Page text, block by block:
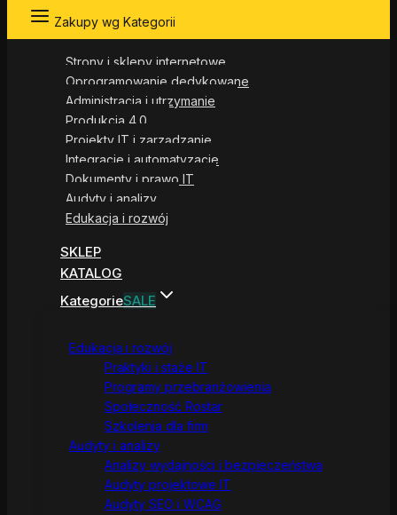
Zakupy wg Kategorii
Strony i sklepy internetowe
Oprogramowanie dedykowane
Administracja i utrzymanie
Produkcja 4.0
Projekty IT i zarządzanie
Integracje i automatyzacje
Dokumenty i prawo IT
Audyty i analizy
Edukacja i rozwój
SKLEP
KATALOG
KategorieSALE
Edukacja i rozwój
Praktyki i staże IT
Programy przebranżowienia
Społeczność Rostar
Szkolenia dla firm
Audyty i analizy
Analizy wydajności i bezpieczeństwa
Audyty projektowe IT
Audyty SEO i WCAG